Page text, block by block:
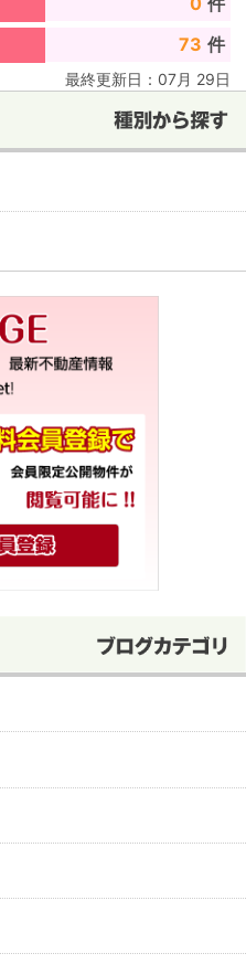
73 件
最終更新日： 07月 29日